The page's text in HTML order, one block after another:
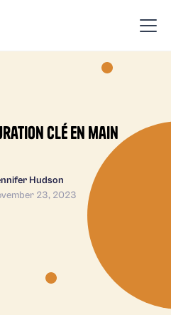
clé en main
Hudson
23, 2023